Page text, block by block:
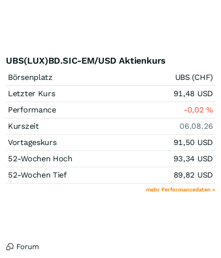
UBS(LUX)BD.SIC-EM/USD Aktienkurs
Börsenplatz
UBS (CHF)
Letzter Kurs
91,48 USD
Performance
-0,02%
Kurszeit
06.08.26
Vortageskurs
91,50 USD
52-Wochen Hoch
93,34 USD
52-Wochen Tief
89,82 USD
mehr Performancedaten »
Forum